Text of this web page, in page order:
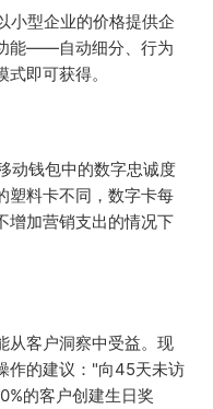
小型企业的价格提供企
能——自动细分、行为
即可获得。
动钱包中的数字忠诚度
塑料卡不同，数字卡每
加营销支出的情况下
从客户洞察中受益。现
作的建议："向45天未访
的客户创建生日奖